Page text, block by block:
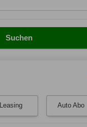
Suchen
Leasing Auto Abo